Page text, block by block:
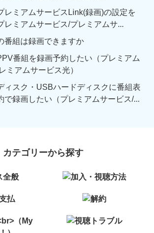
レミアムサービスLink(録画)の設定を
レミアムサービス/プレミアムサ...
番組は録画できますか
番組を録画予約したい（プレミアム
ミアムサービス光）
ィスク・USBハードディスクに番組表
で録画したい（プレミアムサービス/...
カテゴリーから探す